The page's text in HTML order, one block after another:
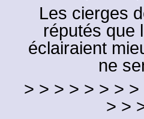
Les cierges
réputés que
éclairaient
ne
> > > > > > >
> >